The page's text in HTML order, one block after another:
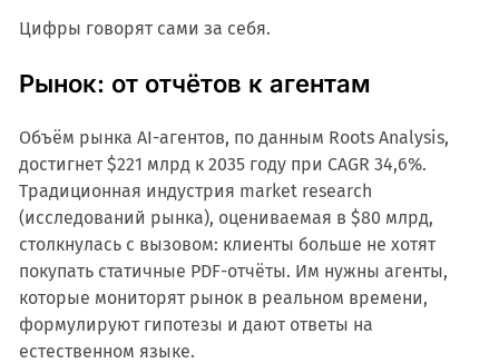
Цифры говорят сами за себя.
Рынок: от отчётов к агентам
Объём рынка AI-агентов, по данным Roots Analysis,
достигнет $221 млрд к 2035 году при CAGR 34,6%.
Традиционная индустрия market research
(исследований рынка), оцениваемая в $80 млрд,
столкнулась с вызовом: клиенты больше не хотят
покупать статичные PDF-отчёты. Им нужны агенты,
которые мониторят рынок в реальном времени,
формулируют гипотезы и дают ответы на
естественном языке.